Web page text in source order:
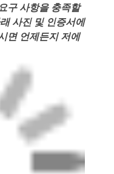
구 사항을 충족할
사진 및 인증서에
면 언제든지 저에